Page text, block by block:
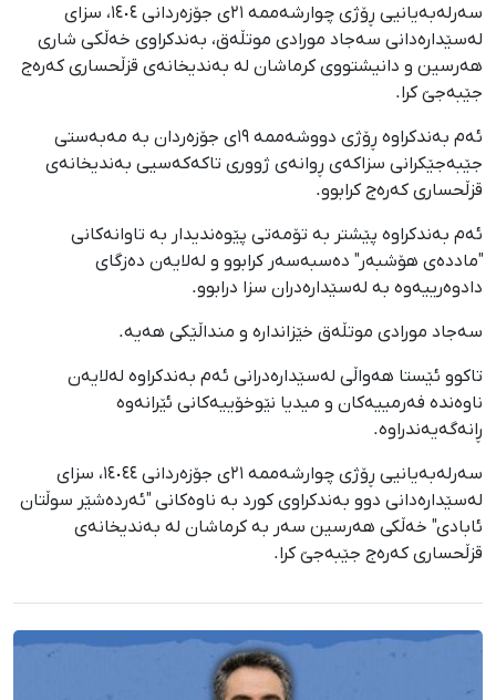
سەرلەبەیانیی ڕۆژی چوارشەممە ٢١ی جۆزەردانی ١٤٠٤، سزای
لەسێدارەدانی سەجاد مورادی موتڵەق، بەندکراوی خەڵكی شاری
هەرسین و دانیشتووی کرماشان لە بەندیخانەی قزڵحساری کەرەج
جێبەجێ کرا.
ئەم بەندکراوە ڕۆژی دووشەممە ١٩ی جۆزەردان بە مەبەستی
جێبەجێکرانی سزاکەی ڕوانەی ژووری تاکەکەسیی بەندیخانەی
قزڵحساری کەرەج کرابوو.
ئەم بەندکراوە پێشتر بە تۆمەتی پێوەندیدار بە تاوانەکانی
"ماددەی هۆشبەر" دەسبەسەر کرابوو و لەلایەن دەزگای
دادوەرییەوە بە لەسێدارەدران سزا درابوو.
سەجاد مورادی موتڵەق خێزاندارە و منداڵێکی هەیە.
تاکوو ئێستا هەواڵی لەسێدارەدرانی ئەم بەندکراوە لەلایەن
ناوەندە فەرمییەکان و میدیا نێوخۆییەکانی ئێرانەوە
ڕانەگەیەندراوە.
سەرلەبەیانیی ڕۆژی چوارشەممە ٢١ی جۆزەردانی ١٤٠٤٤، سزای
لەسێدارەدانی دوو بەندکراوی کورد بە ناوەکانی "ئەردەشێر سوڵتان
ئابادی" خەڵکی هەرسین سەر بە کرماشان لە بەندیخانەی
قزڵحساری کەرەج جێبەجێ کرا.